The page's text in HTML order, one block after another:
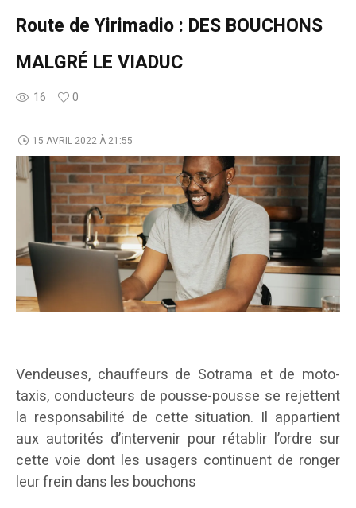
Route de Yirimadio : DES BOUCHONS
MALGRÉ LE VIADUC
16 0
15 AVRIL 2022 À 21:55
Vendeuses, chauffeurs de Sotrama et de moto-
taxis, conducteurs de pousse-pousse se rejettent
la responsabilité de cette situation. Il appartient
aux autorités d’intervenir pour rétablir l’ordre sur
cette voie dont les usagers continuent de ronger
leur frein dans les bouchons